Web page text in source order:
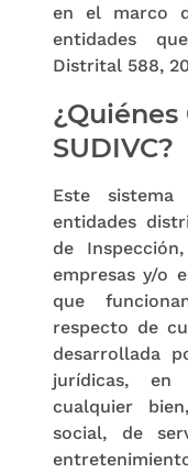
en el marco
entidades
Distrital 588,
SUDIVC?
Este
entidades
de
empresas y/o
que
respecto de
desarrollada
jurídicas,
cualquier
social, de